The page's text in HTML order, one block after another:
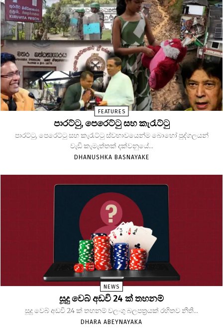
FEATURES
පාරට්ටු, පෙරෙට්ටු සහ කැරැට්ටු
පාරට්ටු, පෙරෙට්ටු සහ කැරැට්ටු ස්වභාවයෙන්ම බොහෝ පුද්ගලයන්
වැඩි කැමැත්තක් දක්වනුයේ...
DHANUSHKA BASNAYAKE
NEWS
සූදු වෙබ් අඩවි 24 ක් තහනම්
සූදු වෙබ් අඩවි 24 ක් තහනම් වලංගු බලපත්‍රයක් රහිතව නීති...
DHARA ABEYNAYAKA